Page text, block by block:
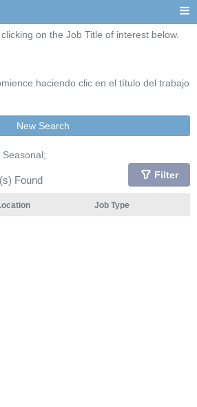
on the Job Title of interest below.
haciendo clic en el título del trabajo
New Search
Seasonal;
Found Filter
Job Type